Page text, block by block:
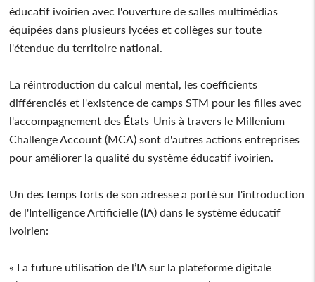
éducatif ivoirien avec l'ouverture de salles multimédias
équipées dans plusieurs lycées et collèges sur toute
l'étendue du territoire national.
La réintroduction du calcul mental, les coefficients
différenciés et l'existence de camps STM pour les filles avec
l'accompagnement des États-Unis à travers le Millenium
Challenge Account (MCA) sont d'autres actions entreprises
pour améliorer la qualité du système éducatif ivoirien.
Un des temps forts de son adresse a porté sur l'introduction
de l'Intelligence Artificielle (IA) dans le système éducatif
ivoirien:
« La future utilisation de l’IA sur la plateforme digitale